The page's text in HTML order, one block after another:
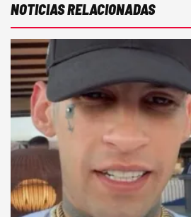
NOTICIAS RELACIONADAS